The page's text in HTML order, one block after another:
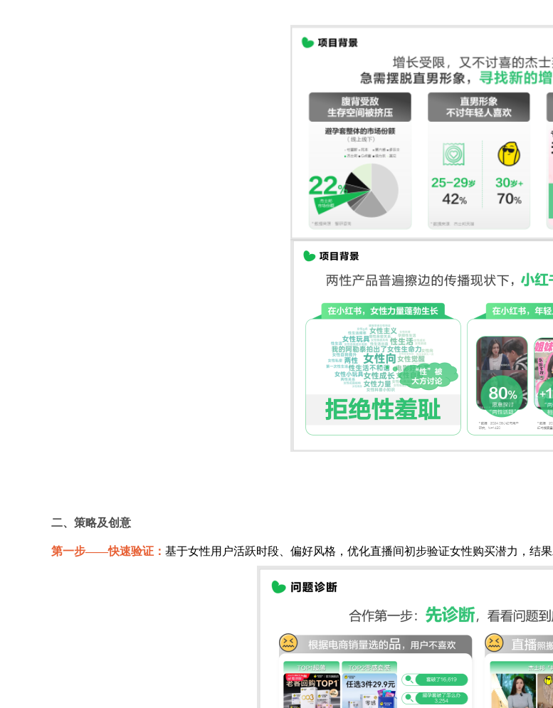
二、策略及创意
第一步——快速验证： 基于女性用户活跃时段、偏好风格，优化直播间初步验证女性购买潜力，结